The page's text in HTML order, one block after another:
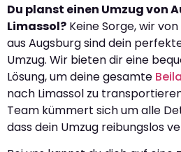
Du planst einen Umzug von
Limassol? Keine Sorge, wir
aus Augsburg sind dein
Umzug. Wir bieten dir eine
Lösung, um deine gesamte
nach Limassol zu
Team kümmert sich um alle
dass dein Umzug reibungslos